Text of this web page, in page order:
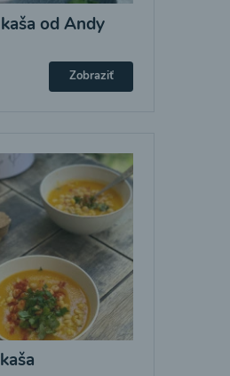
od Andy
Zobraziť